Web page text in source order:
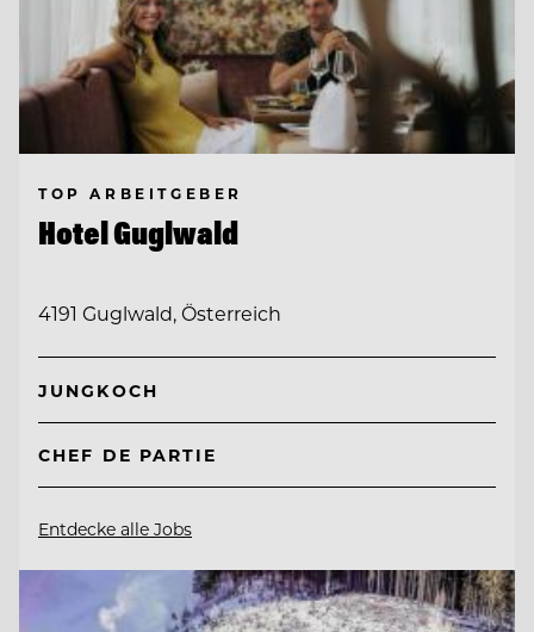
TOP ARBEITGEBER
Hotel Guglwald
4191 Guglwald, Österreich
JUNGKOCH
CHEF DE PARTIE
Entdecke alle Jobs